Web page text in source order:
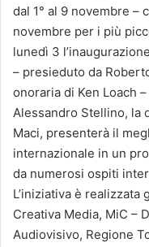
dal 1° al 9 novembre –
novembre per i più
lunedì 3
– presieduto da
onoraria di Ken Loach
Alessandro Stellino, la
Maci, presenterà il
internazionale in un
da numerosi ospiti
L’iniziativa è
Creativa Media, MiC –
Audiovisivo, Regione